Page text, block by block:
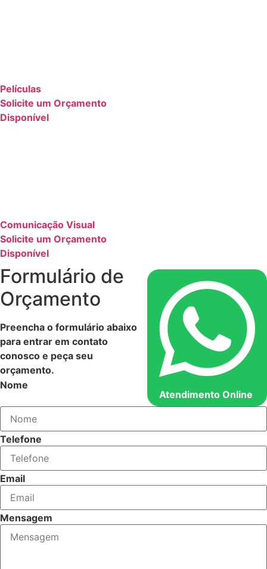
Películas
Solicite um Orçamento
Disponível
Comunicação Visual
Solicite um Orçamento
Disponível
Atendimento Online
Formulário de
Orçamento
Preencha o formulário abaixo
para entrar em contato
conosco e peça seu
orçamento.
Nome
Telefone
Email
Mensagem